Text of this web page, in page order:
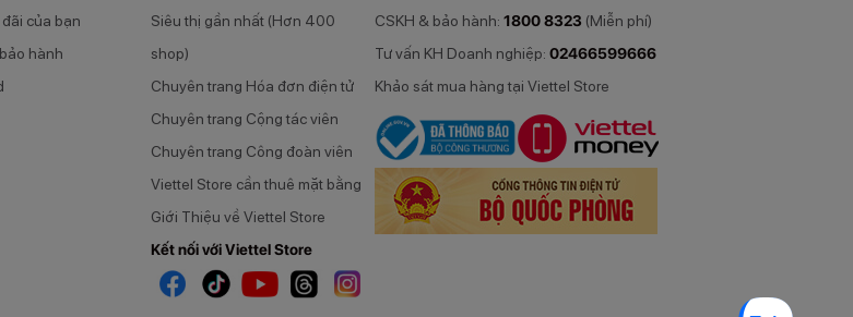
của bạn
hành
Siêu thị gần nhất (Hơn 400
shop)
Chuyên trang Hóa đơn điện tử
Chuyên trang Cộng tác viên
Chuyên trang Công đoàn viên
Viettel Store cần thuê mặt bằng
Giới Thiệu về Viettel Store
Kết nối với Viettel Store
CSKH & bảo hành: 1800 8323 (Miễn phí)
Tư vấn KH Doanh nghiệp: 02466599666
Khảo sát mua hàng tại Viettel Store